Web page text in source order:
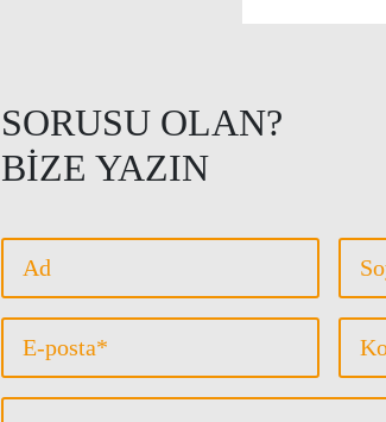
SORUSU OLAN?
BIZE YAZIN
Vorname
Email
Message